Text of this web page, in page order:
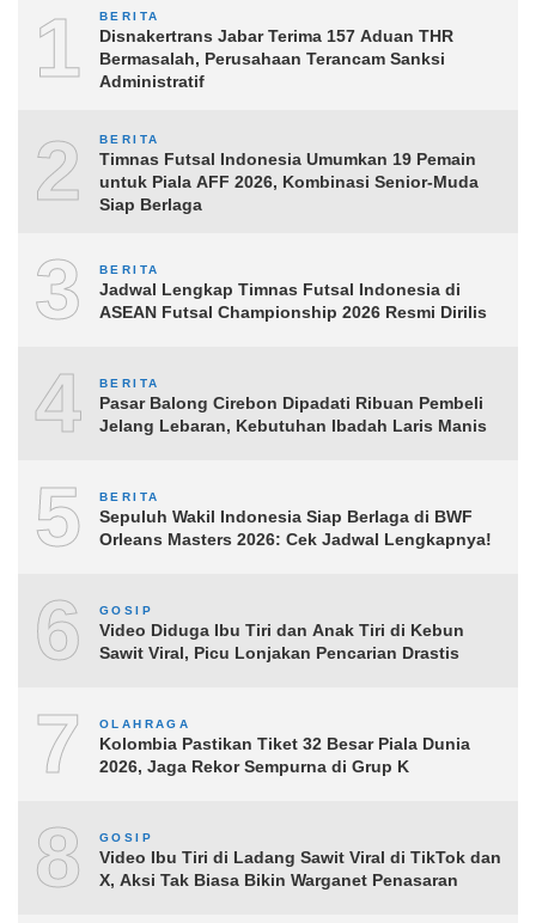
1 BERITA
Disnakertrans Jabar Terima 157 Aduan THR
Bermasalah, Perusahaan Terancam Sanksi
Administratif
2 BERITA
Timnas Futsal Indonesia Umumkan 19 Pemain
untuk Piala AFF 2026, Kombinasi Senior-Muda
Siap Berlaga
3 BERITA
Jadwal Lengkap Timnas Futsal Indonesia di
ASEAN Futsal Championship 2026 Resmi Dirilis
4 BERITA
Pasar Balong Cirebon Dipadati Ribuan Pembeli
Jelang Lebaran, Kebutuhan Ibadah Laris Manis
5 BERITA
Sepuluh Wakil Indonesia Siap Berlaga di BWF
Orleans Masters 2026: Cek Jadwal Lengkapnya!
6 GOSIP
Video Diduga Ibu Tiri dan Anak Tiri di Kebun
Sawit Viral, Picu Lonjakan Pencarian Drastis
7 OLAHRAGA
Kolombia Pastikan Tiket 32 Besar Piala Dunia
2026, Jaga Rekor Sempurna di Grup K
8 GOSIP
Video Ibu Tiri di Ladang Sawit Viral di TikTok dan
X, Aksi Tak Biasa Bikin Warganet Penasaran